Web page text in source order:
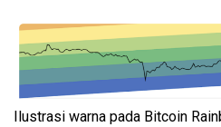
Ilustrasi warna pada Bitcoin